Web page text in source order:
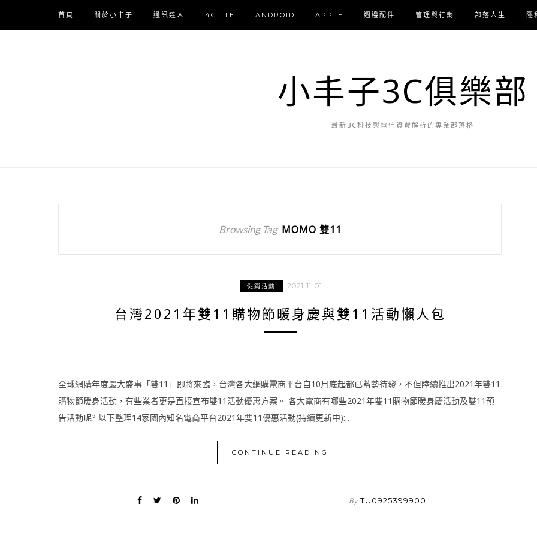
首頁 關於小丰子 通訊達人 4G LTE ANDROID APPLE 週邊配件 管理與行銷 部落人生 隱
小丰子3C俱樂部
最新3C科技與電信資費解析的專業部落格
Browsing Tag MOMO 雙11
促銷活動 2021-11-01
台灣2021年雙11購物節暖身慶與雙11活動懶人包
全球網購年度最大盛事「雙11」即將來臨，台灣各大網購電商平台自10月底起都已蓄勢待發，不但陸續推出2021年雙11
購物節暖身活動，有些業者更是直接宣布雙11活動優惠方案。 各大電商有哪些2021年雙11購物節暖身慶活動及雙11預
告活動呢? 以下整理14家國內知名電商平台2021年雙11優惠活動(持續更新中):…
CONTINUE READING
By TU0925399900